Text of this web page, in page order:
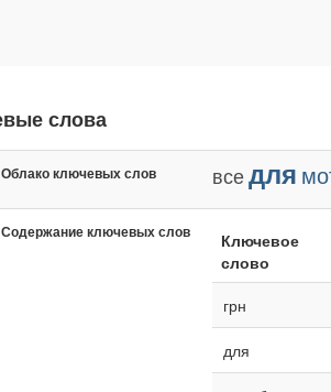
слова
Облако ключевых слов вседля
Содержание ключевых слов
Ключевое
слово
грн
для